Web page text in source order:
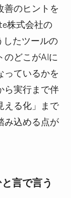
善のヒントを
株式会社の
したツールの
どこがAIに
っているかを
ら実行まで伴
える化」まで
み込める点が
言で言う